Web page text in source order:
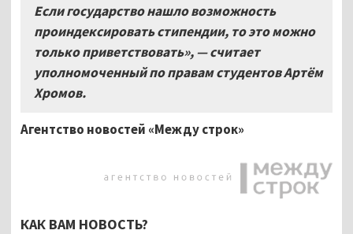
Если государство нашло возможность
проиндексировать стипендии, то это можно
только приветствовать», — считает
уполномоченный по правам студентов Артём
Хромов.
Агентство новостей «Между строк»
КАК ВАМ НОВОСТЬ?